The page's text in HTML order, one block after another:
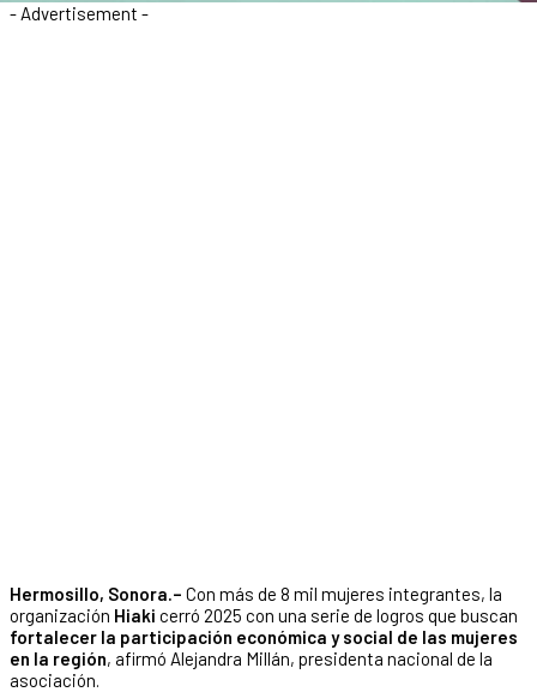
- Advertisement -
Hermosillo, Sonora.– Con más de 8 mil mujeres integrantes, la
organización Hiaki cerró 2025 con una serie de logros que buscan
fortalecer la participación económica y social de las mujeres
en la región, afirmó Alejandra Millán, presidenta nacional de la
asociación.